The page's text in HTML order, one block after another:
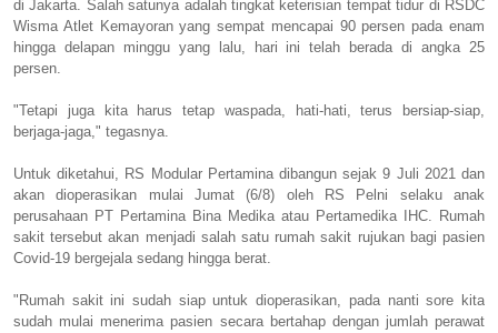
di Jakarta. Salah satunya adalah tingkat keterisian tempat tidur di RSDC
Wisma Atlet Kemayoran yang sempat mencapai 90 persen pada enam
hingga delapan minggu yang lalu, hari ini telah berada di angka 25
persen.
"Tetapi juga kita harus tetap waspada, hati-hati, terus bersiap-siap,
berjaga-jaga," tegasnya.
Untuk diketahui, RS Modular Pertamina dibangun sejak 9 Juli 2021 dan
akan dioperasikan mulai Jumat (6/8) oleh RS Pelni selaku anak
perusahaan PT Pertamina Bina Medika atau Pertamedika IHC. Rumah
sakit tersebut akan menjadi salah satu rumah sakit rujukan bagi pasien
Covid-19 bergejala sedang hingga berat.
"Rumah sakit ini sudah siap untuk dioperasikan, pada nanti sore kita
sudah mulai menerima pasien secara bertahap dengan jumlah perawat